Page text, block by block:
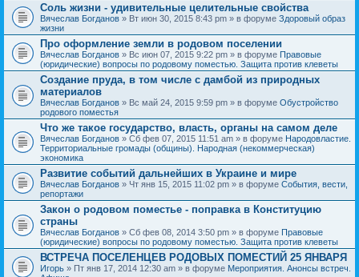
Соль жизни - удивительные целительные свойства
Вячеслав Богданов » Вт июн 30, 2015 8:43 pm » в форуме Здоровый образ
жизни
Про оформление земли в родовом поселении
Вячеслав Богданов » Вс июн 07, 2015 9:22 pm » в форуме Правовые
(юридические) вопросы по родовому поместью. Защита против клеветы
Создание пруда, в том числе с дамбой из природных
материалов
Вячеслав Богданов » Вс май 24, 2015 9:59 pm » в форуме Обустройство
родового поместья
Что же такое государство, власть, органы на самом деле
Вячеслав Богданов » Сб фев 07, 2015 11:51 am » в форуме Народовластие.
Территориальные громады (общины). Народная (некоммерческая)
экономика
Развитие событий дальнейших в Украине и мире
Вячеслав Богданов » Чт янв 15, 2015 11:02 pm » в форуме События, вести,
репортажи
Закон о родовом поместье - поправка в Конституцию
страны
Вячеслав Богданов » Сб фев 08, 2014 3:50 pm » в форуме Правовые
(юридические) вопросы по родовому поместью. Защита против клеветы
ВСТРЕЧА ПОСЕЛЕНЦЕВ РОДОВЫХ ПОМЕСТИЙ 25 ЯНВАРЯ
Игорь » Пт янв 17, 2014 12:30 am » в форуме Мероприятия. Анонсы встреч.